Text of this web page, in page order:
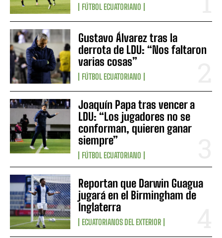
FÚTBOL ECUATORIANO
Gustavo Álvarez tras la
derrota de LDU: “Nos faltaron
varias cosas”
FÚTBOL ECUATORIANO
Joaquín Papa tras vencer a
LDU: “Los jugadores no se
conforman, quieren ganar
siempre”
FÚTBOL ECUATORIANO
Reportan que Darwin Guagua
jugará en el Birmingham de
Inglaterra
ECUATORIANOS DEL EXTERIOR